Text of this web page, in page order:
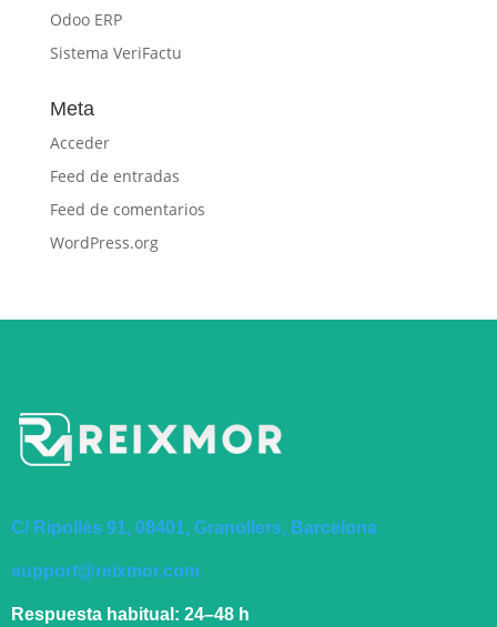
Odoo ERP
Sistema VeriFactu
Meta
Acceder
Feed de entradas
Feed de comentarios
WordPress.org
C/ Ripollès 91, 08401, Granollers, Barcelona
support@reixmor.com
Respuesta habitual: 24–48 h